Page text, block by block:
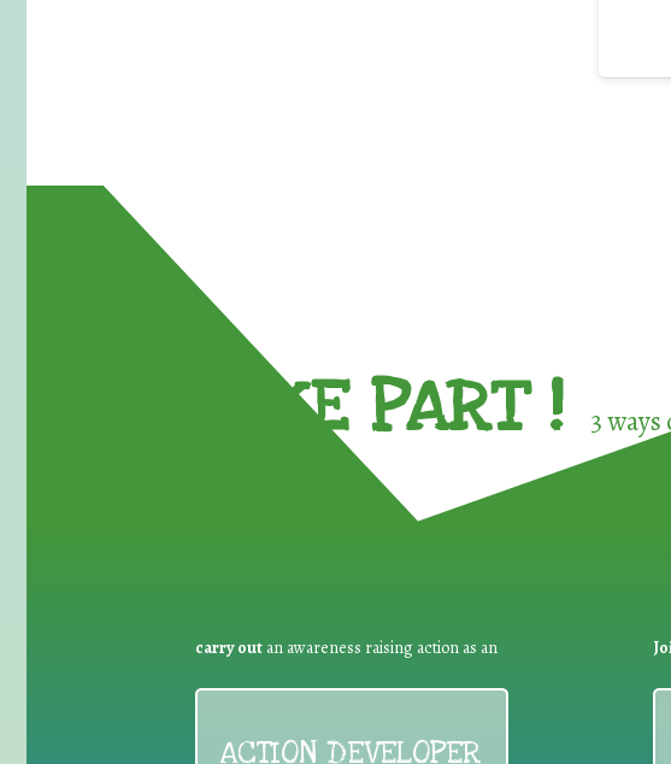
TAKE PART ! 3
carry out an awareness raising action as an
ACTION DEVELOPER